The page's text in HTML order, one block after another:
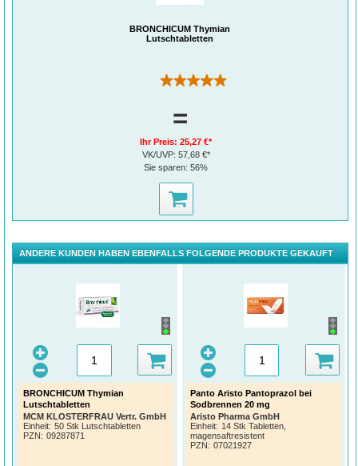
BRONCHICUM Thymian
Lutschtabletten
(8)
=
Ihr Preis:25,27 €*
VK/UVP: 57,68 €*
Sie sparen:56%
ANDERE KUNDEN HABEN EBENFALLS FOLGENDE PRODUKTE GEKAUFT
BRONCHICUM Thymian
Lutschtabletten
MCM KLOSTERFRAU Vertr. GmbH
Einheit: 50 Stk Lutschtabletten
PZN : 09287871
Panto Aristo Pantoprazol bei
Sodbrennen 20 mg
Aristo Pharma GmbH
Einheit: 14 Stk Tabletten,
magensaftresistent
PZN : 07021927